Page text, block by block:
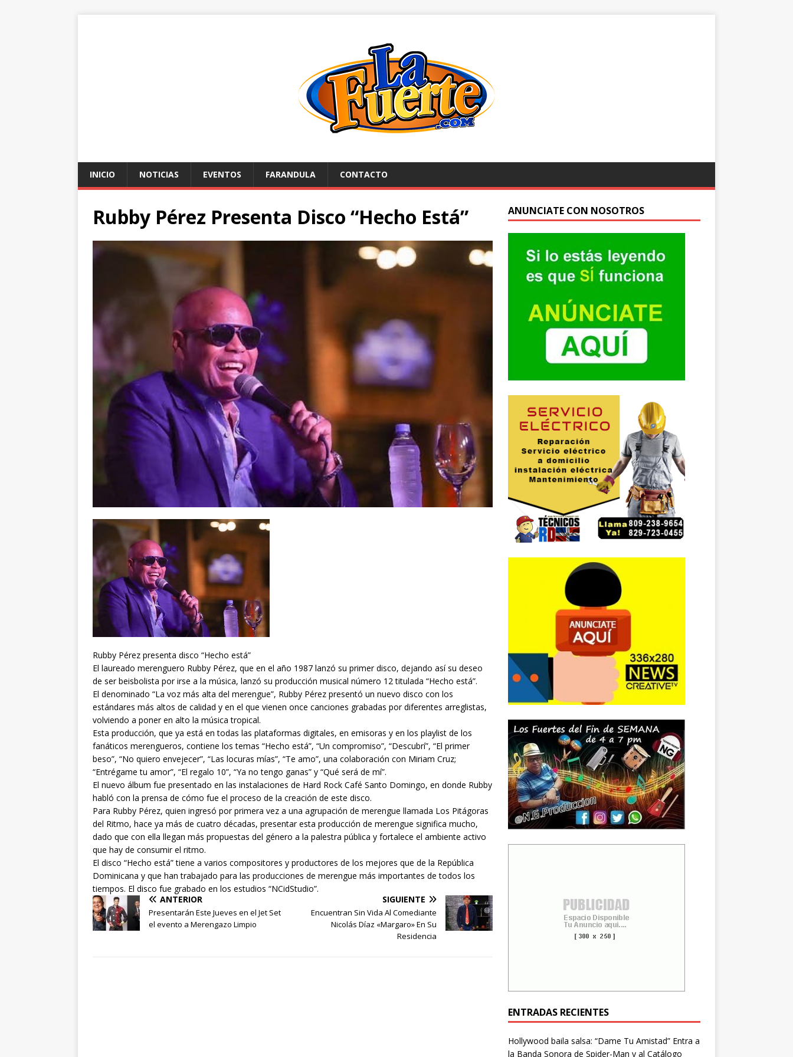
INICIO NOTICIAS EVENTOS FARANDULA CONTACTO
Rubby Pérez Presenta Disco “Hecho Está”
Rubby Pérez presenta disco “Hecho está”
El laureado merenguero Rubby Pérez, que en el año 1987 lanzó su primer disco, dejando así su deseo
de ser beisbolista por irse a la música, lanzó su producción musical número 12 titulada “Hecho está”.
El denominado “La voz más alta del merengue”, Rubby Pérez presentó un nuevo disco con los
estándares más altos de calidad y en el que vienen once canciones grabadas por diferentes arreglistas,
volviendo a poner en alto la música tropical.
Esta producción, que ya está en todas las plataformas digitales, en emisoras y en los playlist de los
fanáticos merengueros, contiene los temas “Hecho está”, “Un compromiso”, “Descubrí”, “El primer
beso”, “No quiero envejecer”, “Las locuras mías”, “Te amo”, una colaboración con Miriam Cruz;
“Entrégame tu amor”, “El regalo 10”, “Ya no tengo ganas” y “Qué será de mí”.
El nuevo álbum fue presentado en las instalaciones de Hard Rock Café Santo Domingo, en donde Rubby
habló con la prensa de cómo fue el proceso de la creación de este disco.
Para Rubby Pérez, quien ingresó por primera vez a una agrupación de merengue llamada Los Pitágoras
del Ritmo, hace ya más de cuatro décadas, presentar esta producción de merengue significa mucho,
dado que con ella llegan más propuestas del género a la palestra pública y fortalece el ambiente activo
que hay de consumir el ritmo.
El disco “Hecho está” tiene a varios compositores y productores de los mejores que de la República
Dominicana y que han trabajado para las producciones de merengue más importantes de todos los
tiempos. El disco fue grabado en los estudios “NCidStudio”.
ANTERIOR
Presentarán Este Jueves en el Jet Set
el evento a Merengazo Limpio
SIGUIENTE
Encuentran Sin Vida Al Comediante
Nicolás Díaz «Margaro» En Su
Residencia
ANUNCIATE CON NOSOTROS
ENTRADAS RECIENTES
Hollywood baila salsa: “Dame Tu Amistad” Entra a
la Banda Sonora de Spider-Man y al Catálogo